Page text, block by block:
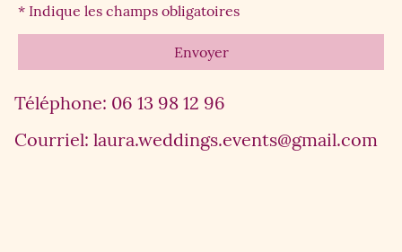
* Indique les champs obligatoires
Envoyer
Téléphone: 06 13 98 12 96
Courriel: laura.weddings.events@gmail.com